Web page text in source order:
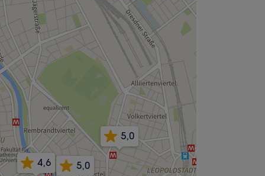
5,0
5,0
4,6